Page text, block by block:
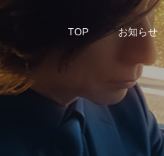
TOP お知らせ